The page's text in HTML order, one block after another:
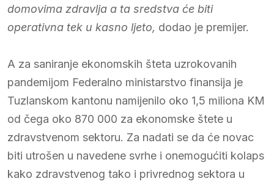
domovima zdravlja a ta sredstva će biti
operativna tek u kasno ljeto, dodao je premijer.
A za saniranje ekonomskih šteta uzrokovanih
pandemijom Federalno ministarstvo finansija je
Tuzlanskom kantonu namijenilo oko 1,5 miliona KM
od čega oko 870 000 za ekonomske štete u
zdravstvenom sektoru. Za nadati se da će novac
biti utrošen u navedene svrhe i onemogućiti kolaps
kako zdravstvenog tako i privrednog sektora u